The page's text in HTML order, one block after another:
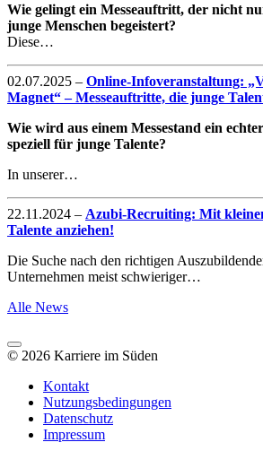
Wie gelingt ein Messeauftritt, der nicht
junge Menschen begeistert?
Diese…
02.07.2025 – Online-Infoveranstaltung:
Magnet“ – Messeauftritte, die junge
Wie wird aus einem Messestand ein
speziell für junge Talente?
In unserer…
22.11.2024 – Azubi-Recruiting: Mit
Talente anziehen!
Die Suche nach den richtigen
Unternehmen meist schwieriger…
Alle News
© 2026 Karriere im Süden
Kontakt
Nutzungsbedingungen
Datenschutz
Impressum